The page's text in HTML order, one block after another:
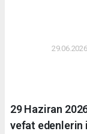
29 Haziran
vefat edenlerin